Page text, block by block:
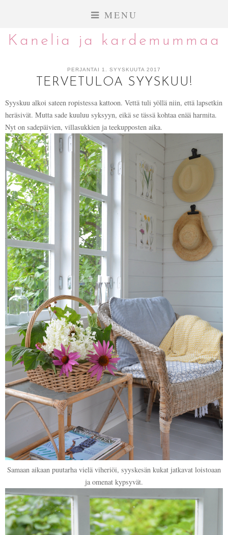
MENU
Kanelia ja kardemummaa
PERJANTAI 1. SYYSKUUTA 2017
TERVETULOA SYYSKUU!
Syyskuu alkoi sateen ropistessa kattoon. Vettä tuli yöllä niin, että lapsetkin
heräsivät. Mutta sade kuuluu syksyyn, eikä se tässä kohtaa enää harmita.
Nyt on sadepäivien, villasukkien ja teekupposten aika.
Samaan aikaan puutarha vielä viheriöi, syyskesän kukat jatkavat loistoaan
ja omenat kypsyvät.